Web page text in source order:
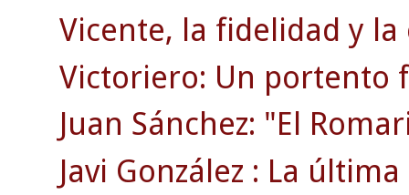
Vicente, la fidelidad y
Victoriero: Un portento
Juan Sánchez: "El
Javi González : La